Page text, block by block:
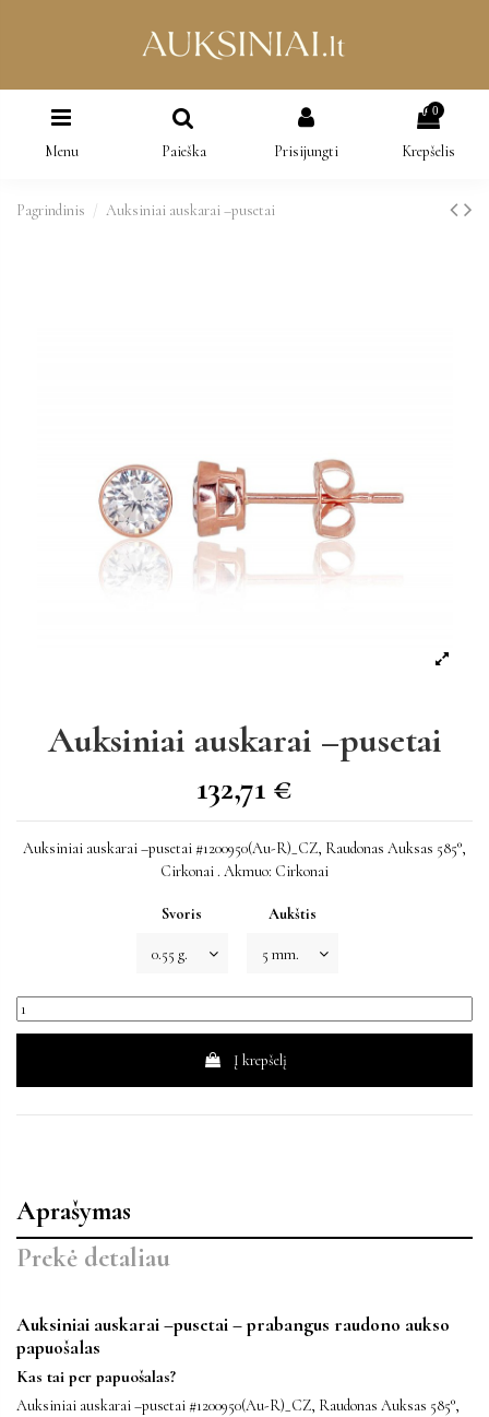
Menu Paieška Prisijungti
0
Krepšelis
Pagrindinis Auksiniai auskarai –pusetai
Auksiniai auskarai –pusetai
132,71 €
Auksiniai auskarai –pusetai #1200950(Au-R)_CZ, Raudonas Auksas 585°,
Cirkonai . Akmuo: Cirkonai
Svoris Aukštis
Į krepšelį
Aprašymas
Prekė detaliau
Auksiniai auskarai –pusetai – prabangus raudono aukso
papuošalas
Kas tai per papuošalas?
Auksiniai auskarai –pusetai #1200950(Au-R)_CZ, Raudonas Auksas 585°,